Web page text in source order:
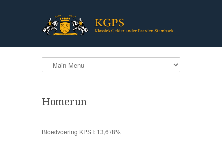
Homerun
Bloedvoering KPST: 13,678%